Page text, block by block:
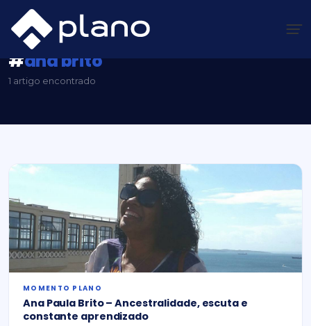
para
conteúdo
Plano Insights/#ana brito
#ana brito
1 artigo encontrado
MOMENTO PLANO
Ana Paula Brito – Ancestralidade, escuta e
constante aprendizado